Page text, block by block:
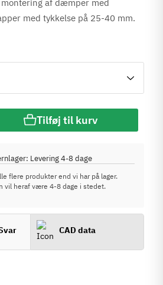
af dæmper med
med tykkelse på 25-40 mm.
Tilføj til kurv
Levering 4-8 dage
flere produkter end vi har på lager.
vil heraf være 4-8 dage i stedet.
CAD data